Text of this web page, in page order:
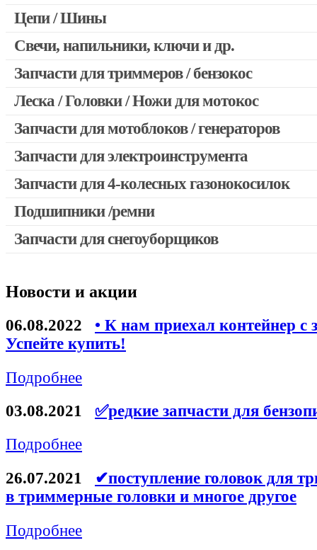
Цепи / Шины
Свечи, напильники, ключи и др.
Запчасти для триммеров / бензокос
Запчасти для Китайских триммеров
Запчасти для мотокос Stihl / Husqvarna / Oleo-mac / Echo и
Леска / Головки / Ножи для мотокос
Запчасти для мотоблоков / генераторов
Запчасти для электроинструмента
Двигатели, редукторы для шуруповертов
Выключатели, переключатели
Запчасти для УШМ (болгарок)
Запчасти для электроинструмента другие
Запчасти для компрессоров
Конденсаторы
Ремни для электроинструмента
Запчасти для 4-колесных газонокосилок
Подшипники /ремни
Запчасти для снегоуборщиков
Новости и акции
06.08.2022
• К нам приехал контейнер с
Успейте купить!
Подробнее
03.08.2021
✅редкие запчасти для
Подробнее
26.07.2021
✔поступление головок для
в триммерные головки и многое другое
Подробнее